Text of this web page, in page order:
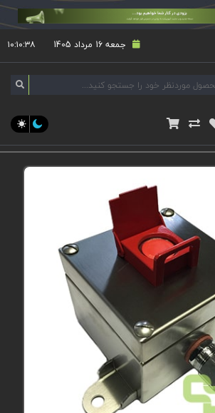
جمعه 16 مرداد 1405 ۱۰:۱۰:۳۸